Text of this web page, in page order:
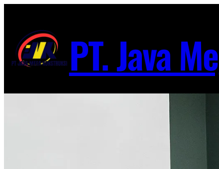
konten
PT. Java